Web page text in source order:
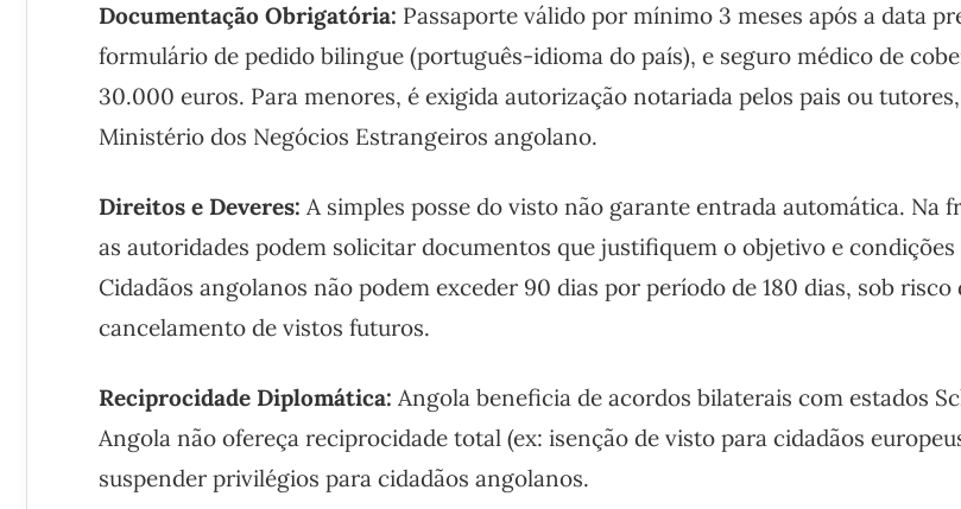
Documentação Obrigatória: Passaporte válido por mínimo 3 meses após a data
formulário de pedido bilingue (português-idioma do país), e seguro médico de
30.000 euros. Para menores, é exigida autorização notariada pelos pais ou
Ministério dos Negócios Estrangeiros angolano.
Direitos e Deveres: A simples posse do visto não garante entrada automática. Na
as autoridades podem solicitar documentos que justifiquem o objetivo e condições
Cidadãos angolanos não podem exceder 90 dias por período de 180 dias, sob risco
cancelamento de vistos futuros.
Reciprocidade Diplomática: Angola beneficia de acordos bilaterais com estados
Angola não ofereça reciprocidade total (ex: isenção de visto para cidadãos
suspender privilégios para cidadãos angolanos.